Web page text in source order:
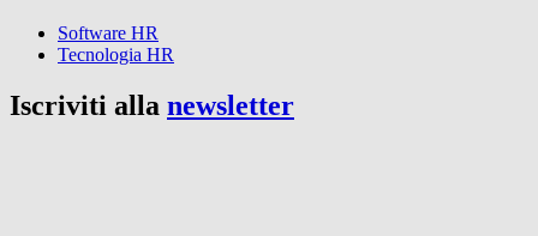
Software HR
Tecnologia HR
Iscriviti alla newsletter